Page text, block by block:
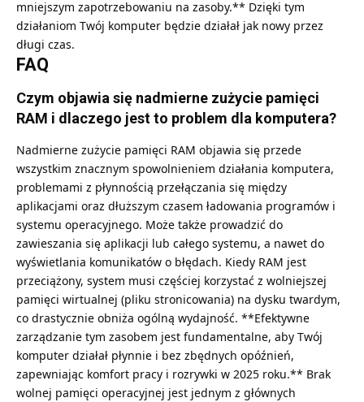
mniejszym zapotrzebowaniu na zasoby.** Dzięki tym
działaniom Twój komputer będzie działał jak nowy przez
długi czas.
FAQ
Czym objawia się nadmierne zużycie pamięci
RAM i dlaczego jest to problem dla komputera?
Nadmierne zużycie pamięci RAM objawia się przede
wszystkim znacznym spowolnieniem działania komputera,
problemami z płynnością przełączania się między
aplikacjami oraz dłuższym czasem ładowania programów i
systemu operacyjnego. Może także prowadzić do
zawieszania się aplikacji lub całego systemu, a nawet do
wyświetlania komunikatów o błędach. Kiedy RAM jest
przeciążony, system musi częściej korzystać z wolniejszej
pamięci wirtualnej (pliku stronicowania) na dysku twardym,
co drastycznie obniża ogólną wydajność. **Efektywne
zarządzanie tym zasobem jest fundamentalne, aby Twój
komputer działał płynnie i bez zbędnych opóźnień,
zapewniając komfort pracy i rozrywki w 2025 roku.** Brak
wolnej pamięci operacyjnej jest jednym z głównych